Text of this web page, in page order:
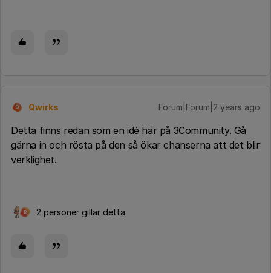
Q Qwirks Forum|Forum|2 years ago
Detta finns redan som en idé här på 3Community. Gå
gärna in och rösta på den så ökar chanserna att det blir
verklighet.
R 2 personer gillar detta